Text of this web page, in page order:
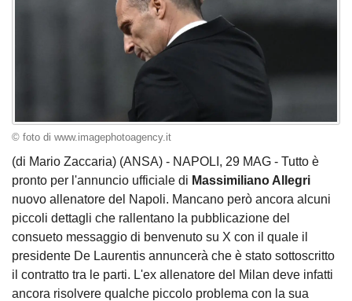
© foto di www.imagephotoagency.it
(di Mario Zaccaria) (ANSA) - NAPOLI, 29 MAG - Tutto è
pronto per l'annuncio ufficiale di Massimiliano Allegri
nuovo allenatore del Napoli. Mancano però ancora alcuni
piccoli dettagli che rallentano la pubblicazione del
consueto messaggio di benvenuto su X con il quale il
presidente De Laurentis annuncerà che è stato sottoscritto
il contratto tra le parti. L'ex allenatore del Milan deve infatti
ancora risolvere qualche piccolo problema con la sua